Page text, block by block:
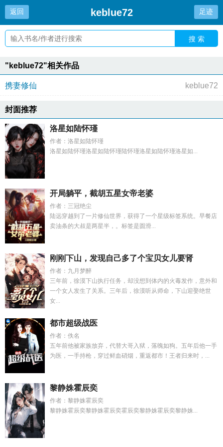
返回 keblue72 足迹
搜 索
"keblue72"相关作品
携妻修仙 keblue72
封面推荐
洛星如陆怀瑾
作者：洛星如陆怀瑾
洛星如陆怀瑾洛星如陆怀瑾陆怀瑾洛星如陆怀瑾洛星如...
开局躺平，截胡五星女帝老婆
作者：三冠绝尘
陆远穿越到了一片修仙世界，获得了一个星级标签系统。早餐店
卖油条的大叔是两星半，。标签是圆滑...
刚刚下山，发现自己多了个宝贝女儿要肾
作者：九月梦醉
三年前，徐漠下山执行任务，却没想到体内的火毒发作，意外和
一个女人发生了关系。三年后，徐漠听从师命，下山迎娶绝世
女...
都市超级战医
作者：佚名
五年前他被家族放弃，代替大哥入狱，落魄如狗。五年后他一手
为医，一手持枪，穿过鲜血硝烟，重返都市！王者归来时，...
黎静姝霍辰奕
作者：黎静姝霍辰奕
黎静姝霍辰奕黎静姝霍辰奕霍辰奕黎静姝霍辰奕黎静姝...